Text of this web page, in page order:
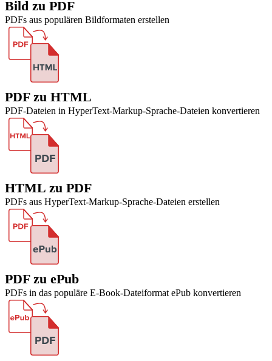
Bild zu PDF
PDFs aus populären Bildformaten erstellen
PDF zu HTML
PDF-Dateien in HyperText-Markup-Sprache-Dateien konvertieren
HTML zu PDF
PDFs aus HyperText-Markup-Sprache-Dateien erstellen
PDF zu ePub
PDFs in das populäre E-Book-Dateiformat ePub konvertieren